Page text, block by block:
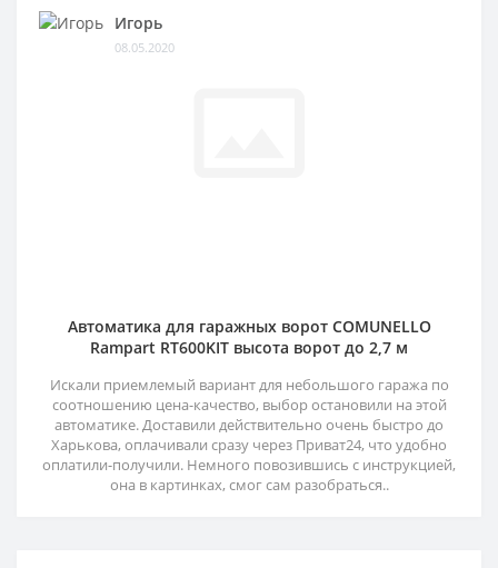
Игорь
08.05.2020
Автоматика для гаражных ворот COMUNELLO
Rampart RT600KIT высота ворот до 2,7 м
Искали приемлемый вариант для небольшого гаража по
соотношению цена-качество, выбор остановили на этой
автоматике. Доставили действительно очень быстро до
Харькова, оплачивали сразу через Приват24, что удобно
оплатили-получили. Немного повозившись с инструкцией,
она в картинках, смог сам разобраться..